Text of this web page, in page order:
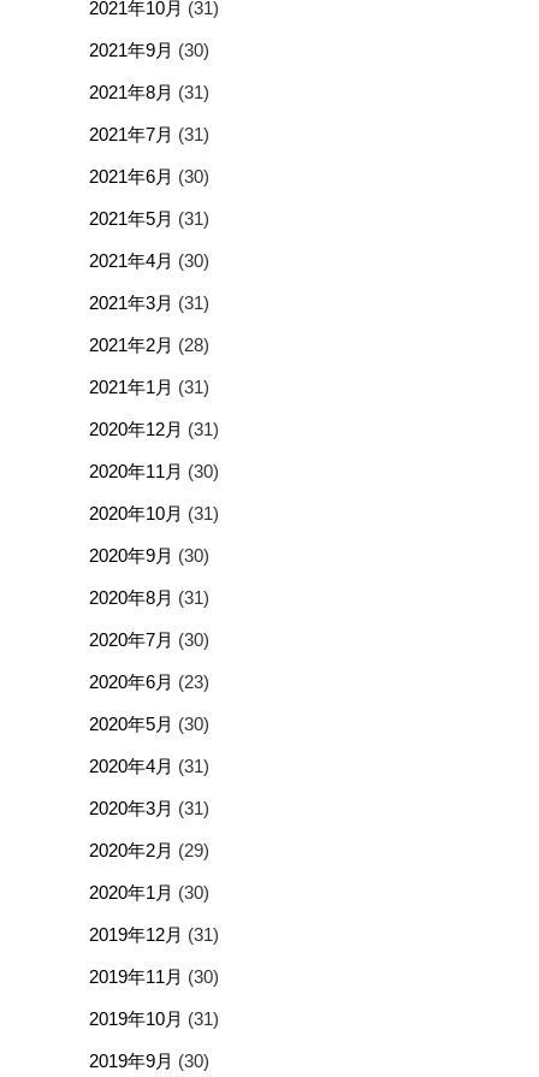
2021年10月 (31)
2021年9月 (30)
2021年8月 (31)
2021年7月 (31)
2021年6月 (30)
2021年5月 (31)
2021年4月 (30)
2021年3月 (31)
2021年2月 (28)
2021年1月 (31)
2020年12月 (31)
2020年11月 (30)
2020年10月 (31)
2020年9月 (30)
2020年8月 (31)
2020年7月 (30)
2020年6月 (23)
2020年5月 (30)
2020年4月 (31)
2020年3月 (31)
2020年2月 (29)
2020年1月 (30)
2019年12月 (31)
2019年11月 (30)
2019年10月 (31)
2019年9月 (30)